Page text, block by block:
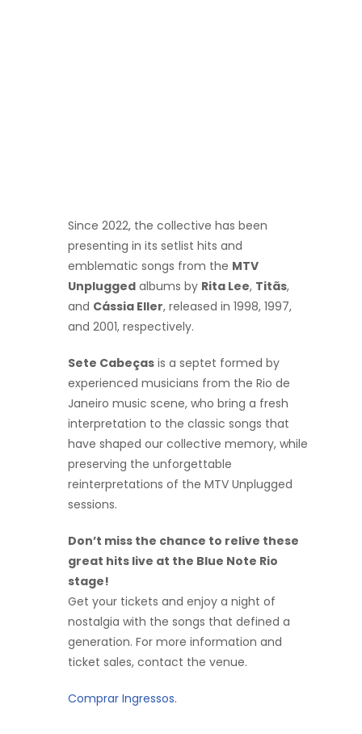
Since 2022, the collective has been
presenting in its setlist hits and
emblematic songs from the MTV
Unplugged albums by Rita Lee, Titãs,
and Cássia Eller, released in 1998, 1997,
and 2001, respectively.
Sete Cabeças is a septet formed by
experienced musicians from the Rio de
Janeiro music scene, who bring a fresh
interpretation to the classic songs that
have shaped our collective memory, while
preserving the unforgettable
reinterpretations of the MTV Unplugged
sessions.
Don’t miss the chance to relive these
great hits live at the Blue Note Rio
stage!
Get your tickets and enjoy a night of
nostalgia with the songs that defined a
generation. For more information and
ticket sales, contact the venue.
Comprar Ingressos.